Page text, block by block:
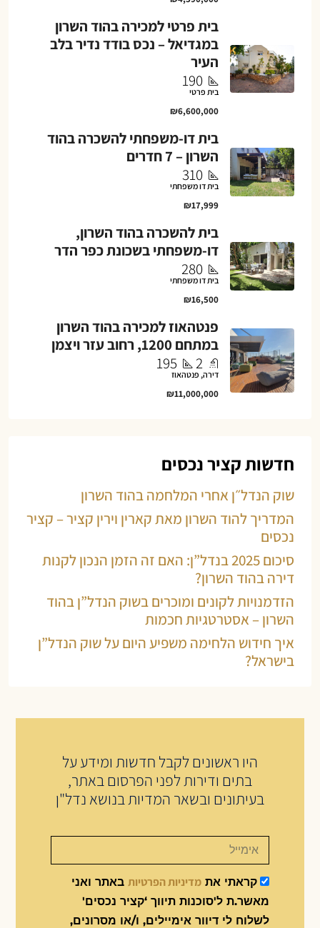
בית פרטי למכירה בהוד השרון
במגדיאל – נכס בודד נדיר בלב
העיר
190
בית פרטי
₪6,600,000
בית דו-משפחתי להשכרה בהוד
השרון – 7 חדרים
310
בית דו משפחתי
₪17,999
בית להשכרה בהוד השרון,
דו-משפחתי בשכונת כפר הדר
280
בית דו משפחתי
₪16,500
פנטהאוז למכירה בהוד השרון
במתחם 1200, רחוב עזר ויצמן
2
195
דירה, פנטהאוז
₪11,000,000
חדשות קציר נכסים
שוק הנדל״ן אחרי המלחמה בהוד השרון
המדריך להוד השרון מאת קארין וירין קציר – קציר
נכסים
סיכום 2025 בנדל”ן: האם זה הזמן הנכון לקנות
דירה בהוד השרון?
הזדמנויות לקונים ומוכרים בשוק הנדל”ן בהוד
השרון – אסטרטגיות חכמות
איך חידוש הלחימה משפיע היום על שוק הנדל”ן
בישראל?
היו ראשונים לקבל חדשות ומידע על
בתים ודירות לפני הפרסום באתר,
בעיתונים ובשאר המדיות בנושא נדל"ן
קראתי את מדיניות הפרטיות באתר ואני
מאשר.ת ל'סוכנות תיווך ‘קציר נכסים'
לשלוח לי דיוור אימיילים, ו/או מסרונים,